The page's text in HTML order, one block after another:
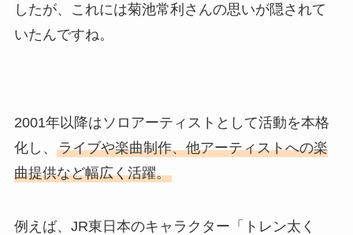
したが、これには菊池常利さんの思いが隠されて
いたんですね。
2001年以降はソロアーティストとして活動を本格
化し、 ライブや楽曲制作、他アーティストへの楽
曲提供など幅広く活躍。
例えば、JR東日本のキャラクター「トレン太く